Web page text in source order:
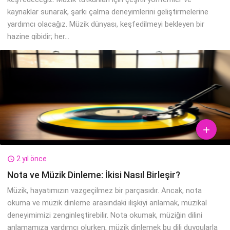
kaynaklar sunarak, şarkı çalma deneyimlerini geliştirmelerine
yardımcı olacağız. Müzik dünyası, keşfedilmeyi bekleyen bir
hazine gibidir; her...

 2 yıl önce
Nota ve Müzik Dinleme: İkisi Nasıl Birleşir?
Müzik, hayatımızın vazgeçilmez bir parçasıdır. Ancak, nota
okuma ve müzik dinleme arasındaki ilişkiyi anlamak, müzikal
deneyimimizi zenginleştirebilir. Nota okumak, müziğin dilini
anlamamıza yardımcı olurken, müzik dinlemek bu dili duygularla